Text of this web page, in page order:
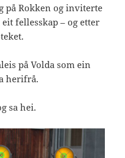
Rokken og inviterte
fellesskap – og etter
på Volda som ein
herifrå.
sa hei.